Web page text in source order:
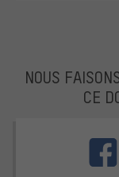
NOUS
CE